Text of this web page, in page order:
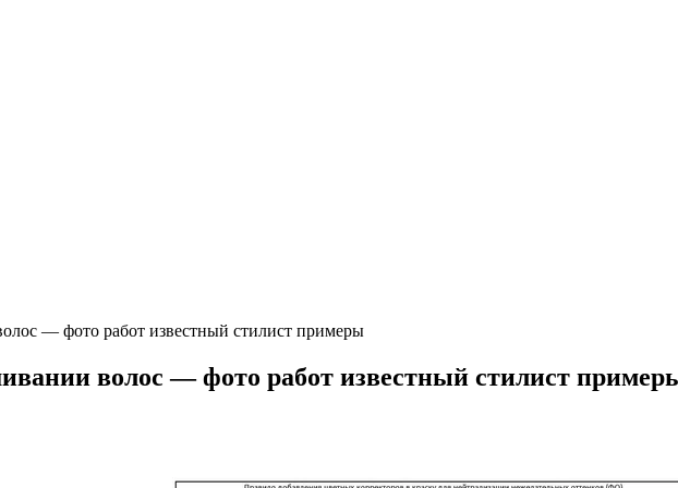
— фото работ известный стилист примеры
волос — фото работ известный стилист